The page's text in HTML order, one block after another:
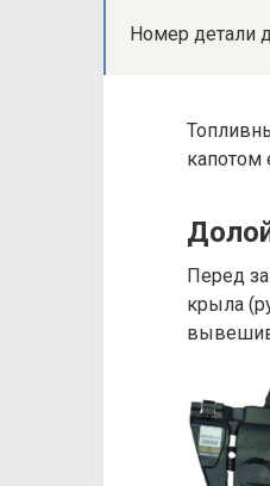
Номер детали
капотом
Перед
крыла